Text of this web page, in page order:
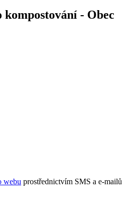
- Obec
webu prostřednictvím SMS a e-mailů